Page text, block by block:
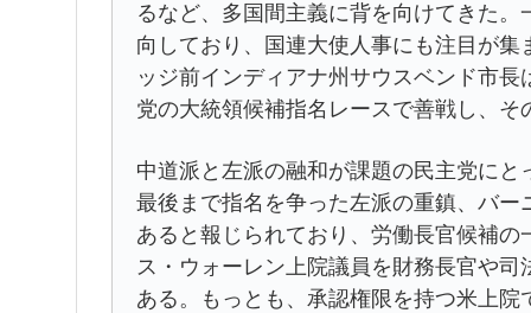
るなど、多国間主義に背を向けてきた
向しており、国連大使人事にも注目が
ッジ前インディアナ州サウスベンド市
党の大統領候補指名レースで善戦し、そ
中道派と左派の融和が課題の民主党に
最後まで指名を争った左派の重鎮、バ
あると報じられており、労働長官候補
ス・ウォーレン上院議員を財務長官や
ある。もっとも、承認権限を持つ米上